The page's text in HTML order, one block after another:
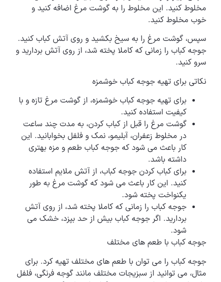
مخلوط کنید. این مخلوط را به گوشت مرغ اضافه کنید و
خوب مخلوط کنید.
سپس، گوشت مرغ را به سیخ بکشید و روی آتش کباب کنید.
جوجه کباب را زمانی که کاملا پخته شد، از روی آتش بردارید و
سرو کنید.
نکاتی برای تهیه جوجه کباب خوشمزه
برای تهیه جوجه کباب خوشمزه، از گوشت مرغ تازه و با
کیفیت استفاده کنید.
گوشت مرغ را قبل از کباب کردن، به مدت چند ساعت
در مخلوط زعفران، آبلیمو، نمک و فلفل بخوابانید. این
کار باعث می شود که جوجه کباب طعم و مزه بهتری
داشته باشد.
برای کباب کردن جوجه کباب، از آتش ملایم استفاده
کنید. این کار باعث می شود که گوشت مرغ به طور
یکنواخت پخته شود.
جوجه کباب را زمانی که کاملا پخته شد، از روی آتش
بردارید. اگر جوجه کباب بیش از حد بپزد، خشک می
شود.
جوجه کباب با طعم های مختلف
جوجه کباب را می توان با طعم های مختلف تهیه کرد. برای
مثال، می توانید از سبزیجات مختلف مانند گوجه فرنگی، فلفل